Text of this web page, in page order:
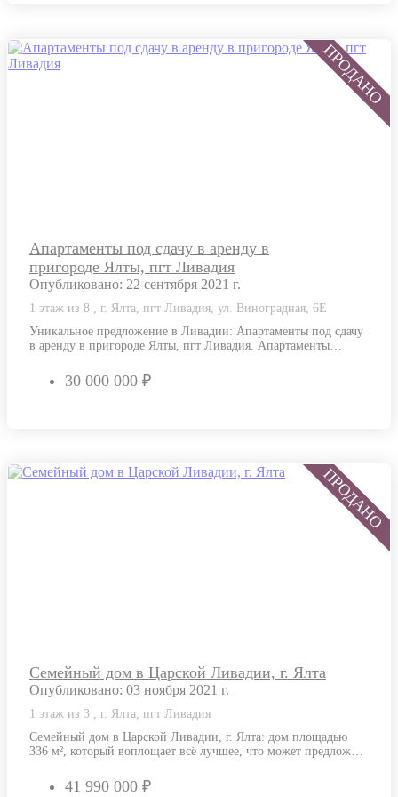
Апартаменты под сдачу в аренду в
пригороде Ялты, пгт Ливадия
Опубликовано: 22 сентября 2021 г.
1 этаж из 8 , г. Ялта, пгт Ливадия, ул. Виноградная, 6Е
Уникальное предложение в Ливадии: Апартаменты под сдачу
в аренду в пригороде Ялты, пгт Ливадия. Апартаменты
30 000 000 ₽
Семейный дом в Царской Ливадии, г. Ялта
Опубликовано: 03 ноября 2021 г.
1 этаж из 3 , г. Ялта, пгт Ливадия
Семейный дом в Царской Ливадии, г. Ялта: дом площадью
336 м², который воплощает всё лучшее, что может предложить
41 990 000 ₽